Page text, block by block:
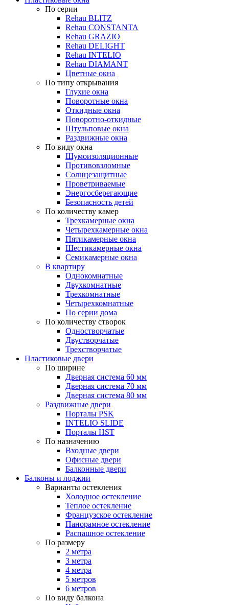
По серии
Rehau BLITZ
Rehau CONSTANTA
Rehau GRAZIO
Rehau DELIGHT
Rehau INTELIO
Rehau DIAMANT
Цветные окна
По типу открывания
Глухие окна
Поворотные окна
Откидные окна
Поворотно-откидные
Штульповые окна
Раздвижные окна
По виду окна
Шумоизоляционные
Противовзломные
Солнцезащитные
Проветриваемые
Энергосберегающие
Безопасность детей
По количеству камер
Трехкамерные окна
Четырехкамерные окна
Пятикамерные окна
Шестикамерные окна
Семикамерные окна
В квартиру
Однокомнатные
Двухкомнатные
Трехкомнатные
Четырехкомнатные
По серии дома
По количеству створок
Одностворчатые
Двустворчатые
Трехстворчатые
Пластиковые двери
По ширине
Дверная система 60 мм
Дверная система 70 мм
Дверная система 80 мм
Раздвижные двери
Порталы PSK
INTELIO SLIDE
Порталы HST
По назначению
Входные двери
Офисные двери
Балконные двери
Балконы и лоджии
Варианты остекления
Холодное остекление
Теплое остекление
Французское остекление
Панорамное остекление
Распашное остекление
По размеру
2 метра
3 метра
4 метра
5 метров
6 метров
По виду балкона